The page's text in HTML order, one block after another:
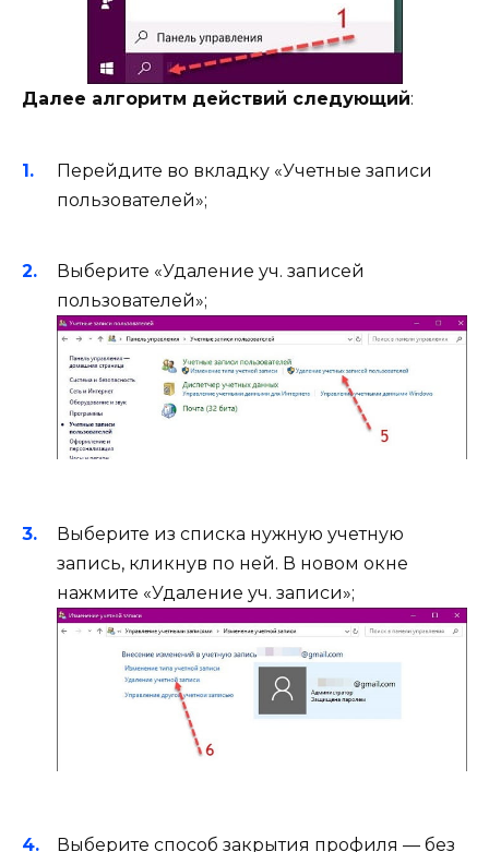
Далее алгоритм действий следующий:
Перейдите во вкладку «Учетные записи
пользователей»;
Выберите «Удаление уч. записей
пользователей»;
Выберите из списка нужную учетную
запись, кликнув по ней. В новом окне
нажмите «Удаление уч. записи»;
Выберите способ закрытия профиля — без